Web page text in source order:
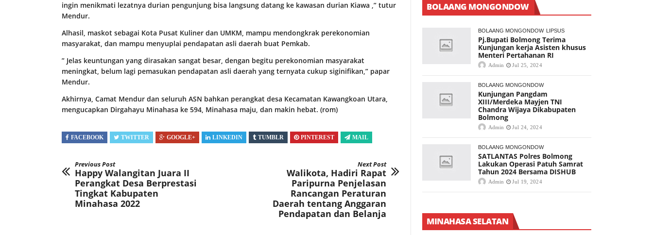
ingin menikmati lezatnya durian pengunjung bisa langsung datang ke kawasan durian Kiawa ,” tutur
Mendur.
Alhasil, maskot sebagai Kota Pusat Kuliner dan UMKM, mampu mendongkrak perekonomian
masyarakat, dan mampu menyuplai pendapatan asli daerah buat Pemkab.
” Jelas keuntungan yang dirasakan sangat besar, dengan begitu perekonomian masyarakat
meningkat, belum lagi pemasukan pendapatan asli daerah yang ternyata cukup siginifikan,” papar
Mendur.
Akhirnya, Camat Mendur dan seluruh ASN bahkan perangkat desa Kecamatan Kawangkoan Utara,
mengucapkan Dirgahayu Minahasa ke 594, Minahasa maju, dan makin hebat. (rom)
FACEBOOK TWITTER GOOGLE+ LINKEDIN TUMBLR PINTEREST MAIL
Previous Post
Happy Walangitan Juara II
Perangkat Desa Berprestasi
Tingkat Kabupaten
Minahasa 2022
Next Post
Walikota, Hadiri Rapat
Paripurna Penjelasan
Rancangan Peraturan
Daerah tentang Anggaran
Pendapatan dan Belanja
BOLAANG MONGONDOW
BOLAANG MONGONDOW LIPSUS
Pj.Bupati Bolmong Terima
Kunjungan kerja Asisten khusus
Menteri Pertahanan RI
Admin Jul 25, 2024
BOLAANG MONGONDOW
Kunjungan Pangdam
XIII/Merdeka Mayjen TNI
Chandra Wijaya Dikabupaten
Bolmong
Admin Jul 24, 2024
BOLAANG MONGONDOW
SATLANTAS Polres Bolmong
Lakukan Operasi Patuh Samrat
Tahun 2024 Bersama DISHUB
Admin Jul 19, 2024
MINAHASA SELATAN